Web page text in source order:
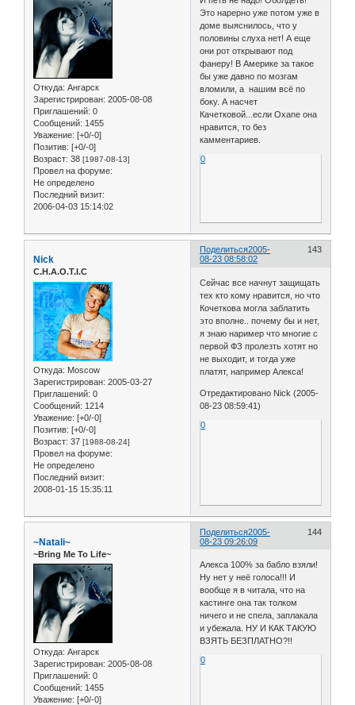
Откуда: Ангарск
Зарегистрирован: 2005-08-08
Приглашений: 0
Сообщений: 1455
Уважение: [+0/-0]
Позитив: [+0/-0]
Возраст: 38 [1987-08-13]
Провел на форуме:
Не определено
Последний визит:
2006-04-03 15:14:02
Это нарерно уже потом уже в
доме выяснилось, что у
половины слуха нет! А еще
они рот открывают под
фанеру! В Америке за такое
бы уже давно по мозгам
вломили, а нашим всё по
боку. А насчет
Качетковой...если Oxane она
нравится, то без
камментариев.
0
Поделиться 143
2005-
08-23 08:58:02
Nick
C.H.A.O.T.I.C
Откуда: Moscow
Зарегистрирован: 2005-03-27
Приглашений: 0
Сообщений: 1214
Уважение: [+0/-0]
Позитив: [+0/-0]
Возраст: 37 [1988-08-24]
Провел на форуме:
Не определено
Последний визит:
2008-01-15 15:35:11
Сейчас все начнут защищать
тех кто кому нравится, но что
Кочеткова могла заблатить
это вполне.. почему бы и нет,
я знаю наример что многие с
первой ФЗ пролезть хотят но
не выходит, и тогда уже
платят, например Алекса!
Отредактировано Nick (2005-
08-23 08:59:41)
0
Поделиться 144
2005-
08-23 09:26:09
~Natali~
~Bring Me To Life~
Откуда: Ангарск
Зарегистрирован: 2005-08-08
Приглашений: 0
Сообщений: 1455
Уважение: [+0/-0]
Алекса 100% за бабло взяли!
Ну нет у неё голоса!!! И
вообще я в читала, что на
кастинге она так толком
ничего и не спела, заплакала
и убежала. НУ И КАК ТАКУЮ
ВЗЯТЬ БЕЗПЛАТНО?!!
0